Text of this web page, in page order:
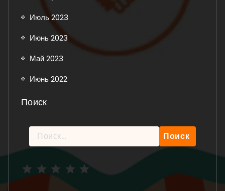
Июль 2023
Июнь 2023
Май 2023
Июнь 2022
Поиск
Найти: